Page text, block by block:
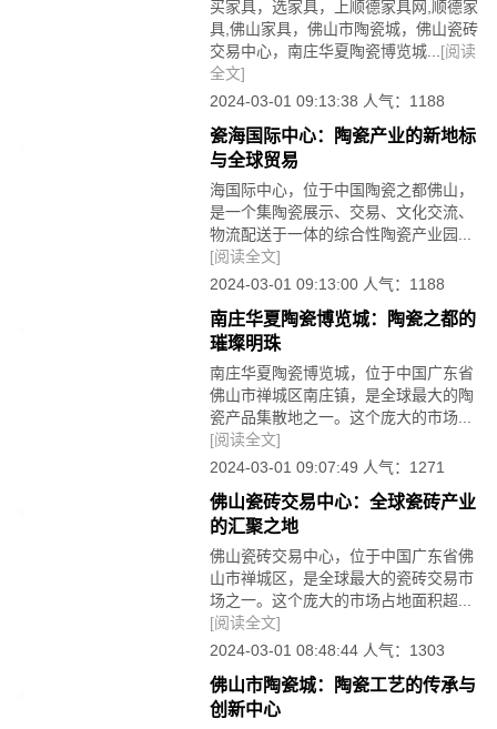
买家具，选家具，上顺德家具网,顺德家
具,佛山家具，佛山市陶瓷城，佛山瓷砖
交易中心，南庄华夏陶瓷博览城... [阅读
全文]
2024-03-01 09:13:38 人气：1188
瓷海国际中心：陶瓷产业的新地标
与全球贸易
海国际中心，位于中国陶瓷之都佛山，
是一个集陶瓷展示、交易、文化交流、
物流配送于一体的综合性陶瓷产业园...
[阅读全文]
2024-03-01 09:13:00 人气：1188
南庄华夏陶瓷博览城：陶瓷之都的
璀璨明珠
南庄华夏陶瓷博览城，位于中国广东省
佛山市禅城区南庄镇，是全球最大的陶
瓷产品集散地之一。这个庞大的市场...
[阅读全文]
2024-03-01 09:07:49 人气：1271
佛山瓷砖交易中心：全球瓷砖产业
的汇聚之地
佛山瓷砖交易中心，位于中国广东省佛
山市禅城区，是全球最大的瓷砖交易市
场之一。这个庞大的市场占地面积超...
[阅读全文]
2024-03-01 08:48:44 人气：1303
佛山市陶瓷城：陶瓷工艺的传承与
创新中心